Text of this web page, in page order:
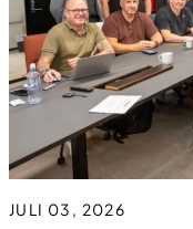
JULI 03, 2026